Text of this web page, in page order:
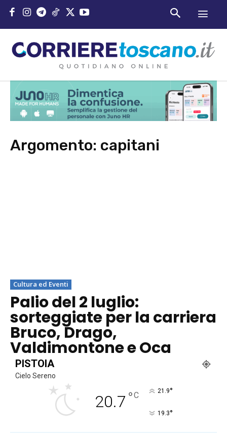
Argomento: capitani
Cultura ed Eventi
Palio del 2 luglio:
sorteggiate per la carriera
Bruco, Drago,
Valdimontone e Oca
PISTOIA
Cielo Sereno
20.7 °C 21.9°
19.3°